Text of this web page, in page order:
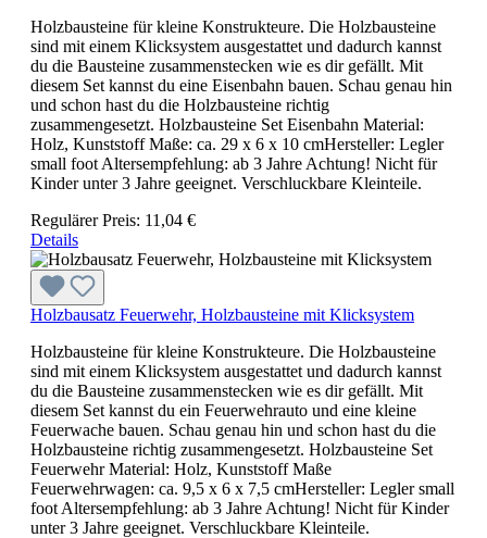
Holzbausteine für kleine Konstrukteure. Die Holzbausteine
sind mit einem Klicksystem ausgestattet und dadurch kannst
du die Bausteine zusammenstecken wie es dir gefällt. Mit
diesem Set kannst du eine Eisenbahn bauen. Schau genau hin
und schon hast du die Holzbausteine richtig
zusammengesetzt. Holzbausteine Set Eisenbahn Material:
Holz, Kunststoff Maße: ca. 29 x 6 x 10 cmHersteller: Legler
small foot Altersempfehlung: ab 3 Jahre Achtung! Nicht für
Kinder unter 3 Jahre geeignet. Verschluckbare Kleinteile.
Regulärer Preis: 11,04 €
Details
Holzbausatz Feuerwehr, Holzbausteine mit Klicksystem
Holzbausteine für kleine Konstrukteure. Die Holzbausteine
sind mit einem Klicksystem ausgestattet und dadurch kannst
du die Bausteine zusammenstecken wie es dir gefällt. Mit
diesem Set kannst du ein Feuerwehrauto und eine kleine
Feuerwache bauen. Schau genau hin und schon hast du die
Holzbausteine richtig zusammengesetzt. Holzbausteine Set
Feuerwehr Material: Holz, Kunststoff Maße
Feuerwehrwagen: ca. 9,5 x 6 x 7,5 cmHersteller: Legler small
foot Altersempfehlung: ab 3 Jahre Achtung! Nicht für Kinder
unter 3 Jahre geeignet. Verschluckbare Kleinteile.